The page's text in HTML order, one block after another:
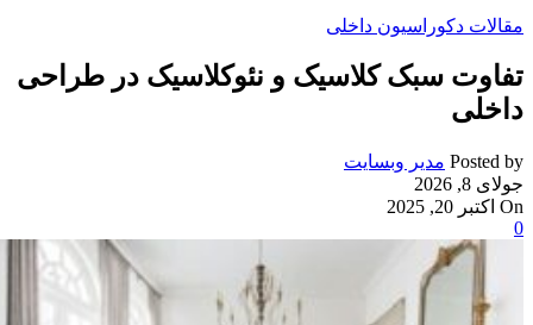
مقالات دکوراسیون داخلی
تفاوت سبک کلاسیک و نئوکلاسیک در طراحی
داخلی
Posted by مدیر وبسایت
جولای 8, 2026
On اکتبر 20, 2025
0